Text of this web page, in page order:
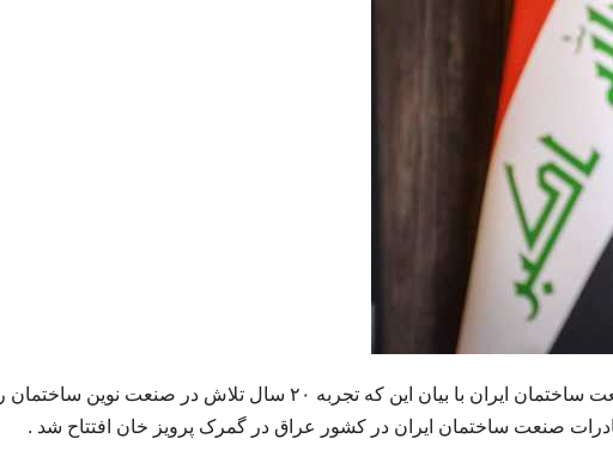
مدیر عامل مرکز تخصصی توسعه صادرات صنعت ساختمان ایران با بیان این که تجربه ۲۰ سال تلاش در صنعت نوین ساختمان را
صنعت ساختمان ایران در کشور عراق در گمرک پرویز خان افتتاح شد .